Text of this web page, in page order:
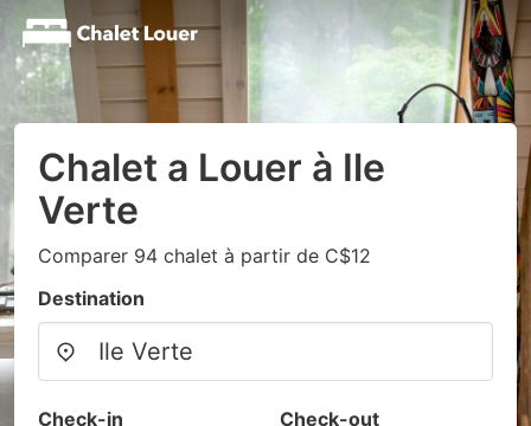
Chalet a Louer à Ile
Verte
Comparer 94 chalet à partir de C$12
Destination
Check-in Check-out